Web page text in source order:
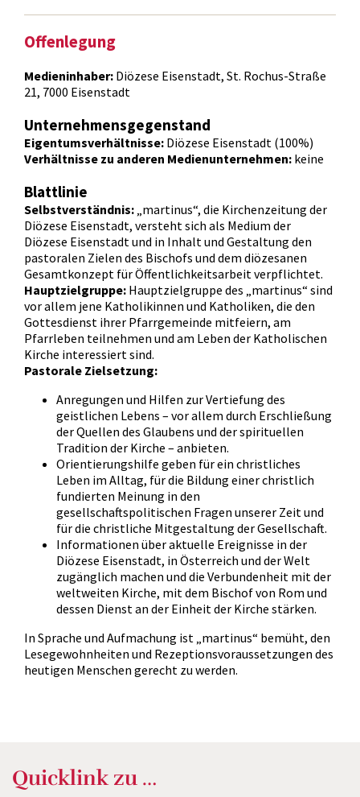
Offenlegung
Medieninhaber: Diözese Eisenstadt, St. Rochus-Straße
21, 7000 Eisenstadt
Unternehmensgegenstand
Eigentumsverhältnisse: Diözese Eisenstadt (100%)
Verhältnisse zu anderen Medienunternehmen: keine
Blattlinie
Selbstverständnis: „martinus“, die Kirchenzeitung der
Diözese Eisenstadt, versteht sich als Medium der
Diözese Eisenstadt und in Inhalt und Gestaltung den
pastoralen Zielen des Bischofs und dem diözesanen
Gesamtkonzept für Öffentlichkeitsarbeit verpflichtet.
Hauptzielgruppe: Hauptzielgruppe des „martinus“ sind
vor allem jene Katholikinnen und Katholiken, die den
Gottesdienst ihrer Pfarrgemeinde mitfeiern, am
Pfarrleben teilnehmen und am Leben der Katholischen
Kirche interessiert sind.
Pastorale Zielsetzung:
Anregungen und Hilfen zur Vertiefung des
geistlichen Lebens – vor allem durch Erschließung
der Quellen des Glaubens und der spirituellen
Tradition der Kirche – anbieten.
Orientierungshilfe geben für ein christliches
Leben im Alltag, für die Bildung einer christlich
fundierten Meinung in den
gesellschaftspolitischen Fragen unserer Zeit und
für die christliche Mitgestaltung der Gesellschaft.
Informationen über aktuelle Ereignisse in der
Diözese Eisenstadt, in Österreich und der Welt
zugänglich machen und die Verbundenheit mit der
weltweiten Kirche, mit dem Bischof von Rom und
dessen Dienst an der Einheit der Kirche stärken.
In Sprache und Aufmachung ist „martinus“ bemüht, den
Lesegewohnheiten und Rezeptionsvoraussetzungen des
heutigen Menschen gerecht zu werden.
Quicklink zu …